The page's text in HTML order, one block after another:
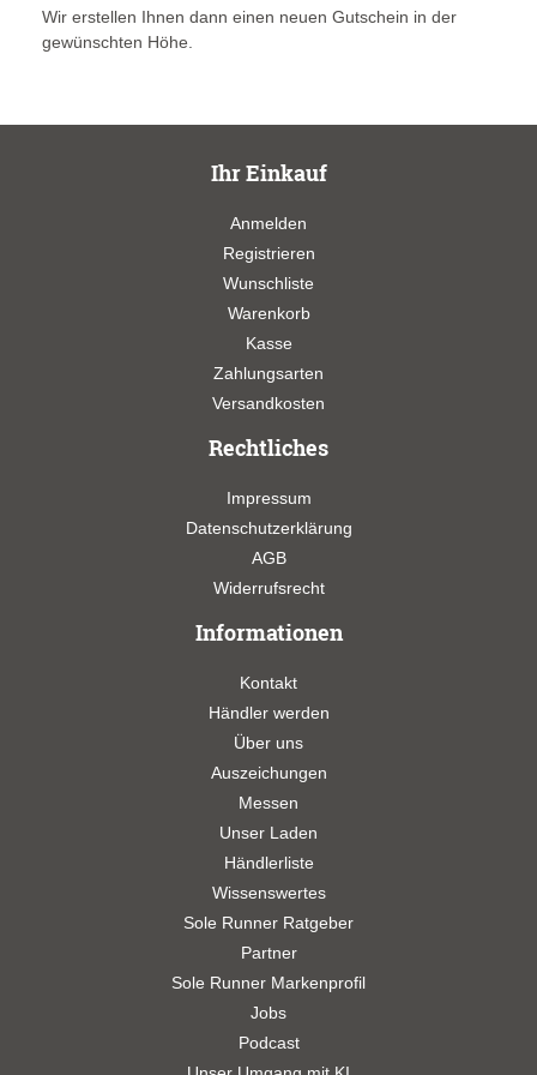
Wir erstellen Ihnen dann einen neuen Gutschein in der
gewünschten Höhe.
Ihr Einkauf
Anmelden
Registrieren
Wunschliste
Warenkorb
Kasse
Zahlungsarten
Versandkosten
Rechtliches
Impressum
Datenschutzerklärung
AGB
Widerrufsrecht
Informationen
Kontakt
Händler werden
Über uns
Auszeichungen
Messen
Unser Laden
Händlerliste
Wissenswertes
Sole Runner Ratgeber
Partner
Sole Runner Markenprofil
Jobs
Podcast